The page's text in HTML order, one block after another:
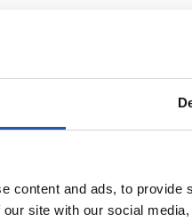
content and ads, to
site with our social